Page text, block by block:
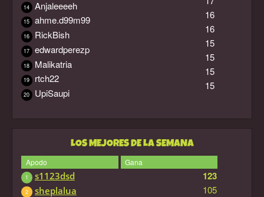
14 Anjaleeeeh
15 ahme.d99m99
16 RickBish
17 edwardperezp
18 Malikatria
19 rtch22
20 UpiSaupi
16
16
15
15
15
15
LOS MEJORES DE LA SEMANA
Apodo
Gana
1 s1123dsd
2 sheplalua
123
105